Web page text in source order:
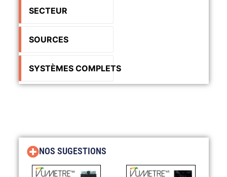
SECTEUR
SOURCES
SYSTÈMES COMPLETS
NOS SUGESTIONS